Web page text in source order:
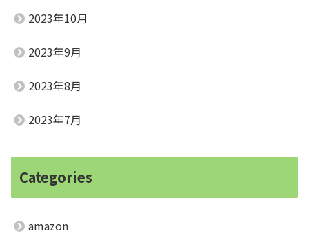
2023年10月
2023年9月
2023年8月
2023年7月
Categories
amazon